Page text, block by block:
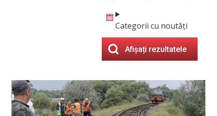
Categorii cu noutăți
Afișați rezultatele